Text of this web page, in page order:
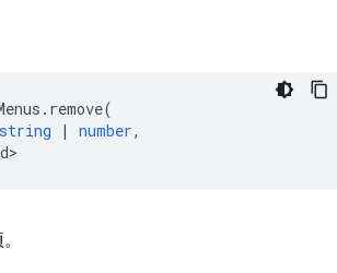
. remove(
string | number,